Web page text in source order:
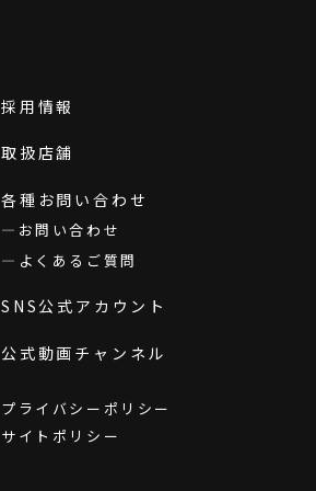
採用情報
取扱店舗
各種お問い合わせ
お問い合わせ
よくあるご質問
SNS公式アカウント
公式動画チャンネル
プライバシーポリシー
サイトポリシー